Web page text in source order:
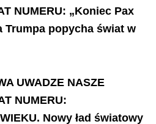
NUMERU: „Koniec Pax
Trumpa popycha świat w
UWADZE NASZE
NUMERU:
Nowy ład światowy